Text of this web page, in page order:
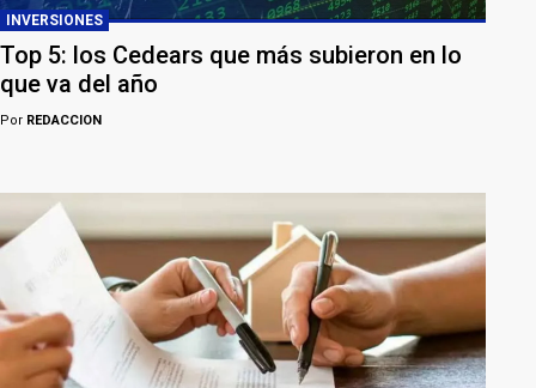
INVERSIONES
Top 5: los Cedears que más subieron en lo
que va del año
Por REDACCION